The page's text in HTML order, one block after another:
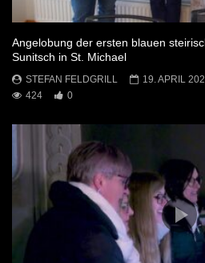
Angelobung der ersten blauen
Sunitsch in St. Michael
STEFAN FELDGRILL
19. APRIL
424
0